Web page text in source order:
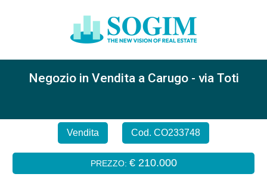
Negozio in Vendita a Carugo - via Toti
Vendita Cod. CO233748
PREZZO: € 210.000